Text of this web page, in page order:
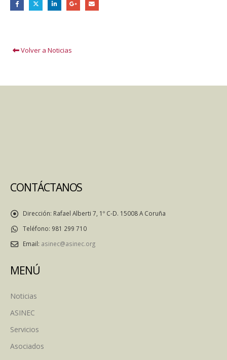
Volver a Noticias
CONTÁCTANOS
Dirección: Rafael Alberti 7, 1º C-D. 15008 A Coruña
Teléfono: 981 299 710
Email: asinec@asinec.org
MENÚ
Noticias
ASINEC
Servicios
Asociados